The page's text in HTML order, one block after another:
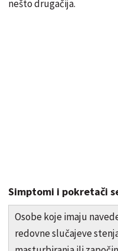
nešto drugačija.
Simptomi i pokretači
Osobe koje imaju
redovne slučajeve